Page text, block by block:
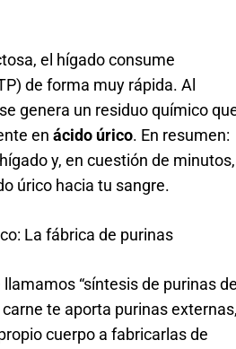
el hígado consume
de forma muy rápida. Al
genera un residuo químico
en ácido úrico. En resumen:
y, en cuestión de minutos,
úrico hacia tu sangre.
La fábrica de purinas
“síntesis de purinas
te aporta purinas
cuerpo a fabricarlas de